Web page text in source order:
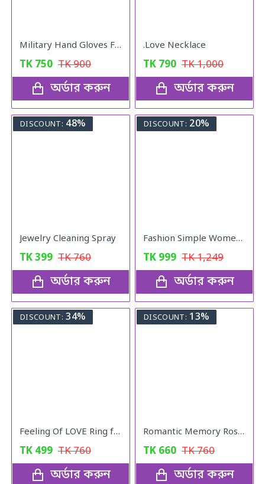
Military Hand Gloves Full Black
TK 750 TK900
অর্ডার করুন
.Love Necklace
TK 790 TK1,000
অর্ডার করুন
DISCOUNT: 48%
Jewelry Cleaning Spray
TK399 TK760
অর্ডার করুন
DISCOUNT: 20%
Fashion Simple Women Watches With Bracelet Set Quartz Wristwatch Shiny Stone Red Colour
TK 999 TK1,249
অর্ডার করুন
DISCOUNT: 34%
Feeling Of LOVE Ring for women
TK 499 TK760
অর্ডার করুন
DISCOUNT: 13%
Romantic Memory Rose Heart Projection 100 Language I Love You Necklace for Lover Couples- Rose Gold
TK 660 TK760
অর্ডার করুন